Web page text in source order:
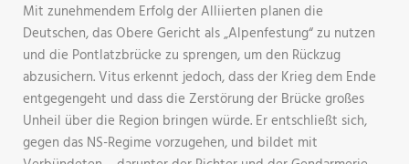
Mit zunehmendem Erfolg der Alliierten planen die
Deutschen, das Obere Gericht als „Alpenfestung“ zu nutzen
und die Pontlatzbrücke zu sprengen, um den Rückzug
abzusichern. Vitus erkennt jedoch, dass der Krieg dem Ende
entgegengeht und dass die Zerstörung der Brücke großes
Unheil über die Region bringen würde. Er entschließt sich,
gegen das NS-Regime vorzugehen, und bildet mit